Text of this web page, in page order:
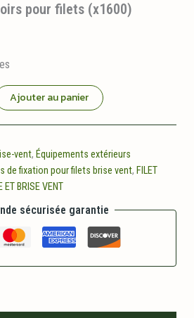
pour filets (x1600)
Ajouter au panier
vent, Équipements extérieurs
de fixation pour filets brise vent, FILET
ET BRISE VENT
sécurisée garantie